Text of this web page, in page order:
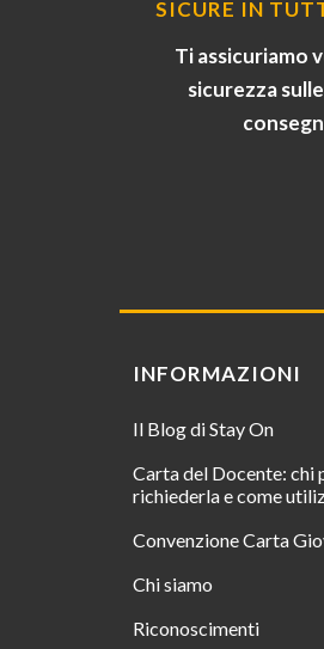
SICURE IN
Ti assicuriamo
sicurezza
INFORMAZIONI
Il Blog di Stay On
Carta del Docente: chi
richiederla e come
Convenzione Carta
Chi siamo
Riconoscimenti